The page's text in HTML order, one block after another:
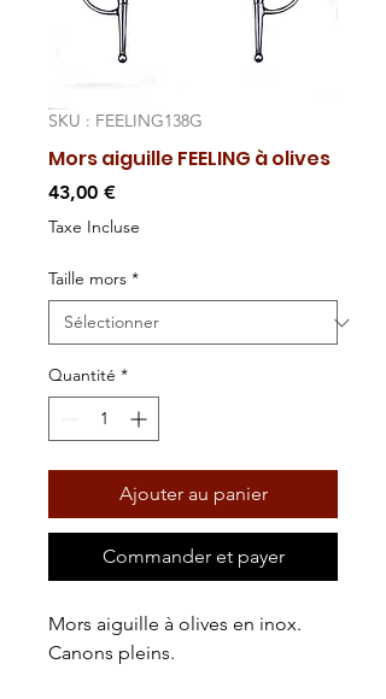
SKU : FEELING138G
Mors aiguille FEELING à olives
43,00 €Prix
Taxe Incluse
Taille mors *
Quantité *
Ajouter au panier
Commander et payer
Mors aiguille à olives en inox.
Canons pleins.